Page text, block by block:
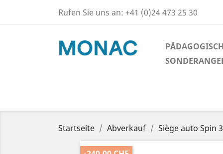
Rufen Sie uns an: +41 (0)24 473 25 30
Startseite Abverkauf Siège auto Spin